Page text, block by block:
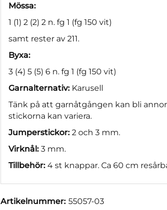
Mössa:
1 (1) 2 (2) 2 n. fg 1 (fg 150 vit)
samt rester av 211.
Byxa:
3 (4) 5 (5) 6 n. fg 1 (fg 150 vit)
Garnalternativ: Karusell
Tänk på att garnåtgången kan bli
stickorna kan variera.
Jumperstickor: 2 och 3 mm.
Virknål: 3 mm.
Tillbehör: 4 st knappar. Ca 60 cm
Artikelnummer: 55057-03